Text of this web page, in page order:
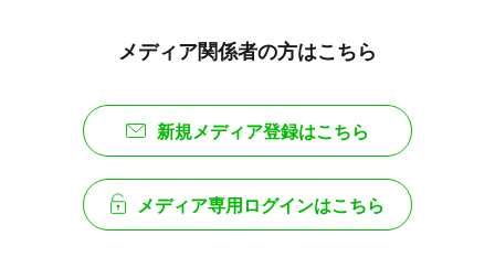
メディア関係者の方はこちら
新規メディア登録はこちら
メディア専用ログインはこちら